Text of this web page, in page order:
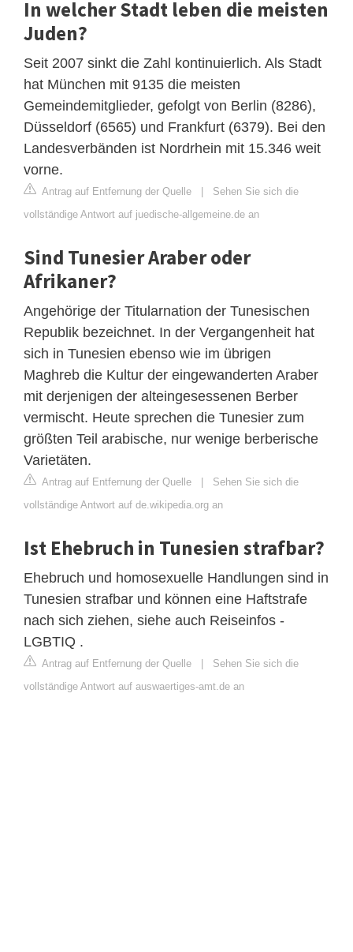
In welcher Stadt leben die meisten
Juden?
Seit 2007 sinkt die Zahl kontinuierlich. Als Stadt
hat München mit 9135 die meisten
Gemeindemitglieder, gefolgt von Berlin (8286),
Düsseldorf (6565) und Frankfurt (6379). Bei den
Landesverbänden ist Nordrhein mit 15.346 weit
vorne.
Antrag auf Entfernung der Quelle | Sehen Sie sich die
vollständige Antwort auf juedische-allgemeine.de an
Sind Tunesier Araber oder
Afrikaner?
Angehörige der Titularnation der Tunesischen
Republik bezeichnet. In der Vergangenheit hat
sich in Tunesien ebenso wie im übrigen
Maghreb die Kultur der eingewanderten Araber
mit derjenigen der alteingesessenen Berber
vermischt. Heute sprechen die Tunesier zum
größten Teil arabische, nur wenige berberische
Varietäten.
Antrag auf Entfernung der Quelle | Sehen Sie sich die
vollständige Antwort auf de.wikipedia.org an
Ist Ehebruch in Tunesien strafbar?
Ehebruch und homosexuelle Handlungen sind in
Tunesien strafbar und können eine Haftstrafe
nach sich ziehen, siehe auch Reiseinfos -
LGBTIQ .
Antrag auf Entfernung der Quelle | Sehen Sie sich die
vollständige Antwort auf auswaertiges-amt.de an